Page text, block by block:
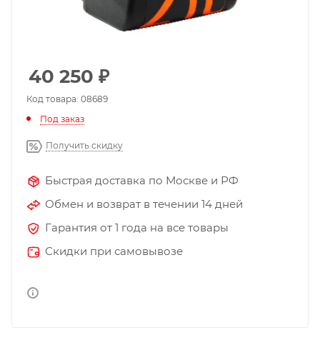
40 250 ₽
Код товара: 08689
Под заказ
Получить скидку
Быстрая доставка по Москве и РФ
Обмен и возврат в течении 14 дней
Гарантия от 1 года на все товары
Скидки при самовывозе